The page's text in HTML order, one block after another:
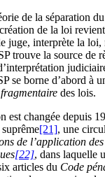
de la séparation
de la loi
juge, interprète la loi,
trouve la source de
se borne d’abord à
fragmentaire des lois.
est changée depuis
[21], une
de l’application
[22], dans laquelle
articles du Code